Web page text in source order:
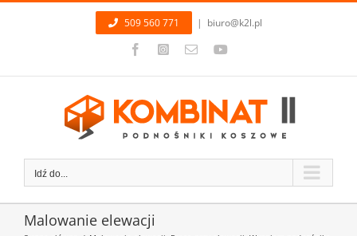
Przejdź
509 560 771 | biuro@k2l.pl
FacebookInstagram
Email
Idź do...
Malowanie elewacji